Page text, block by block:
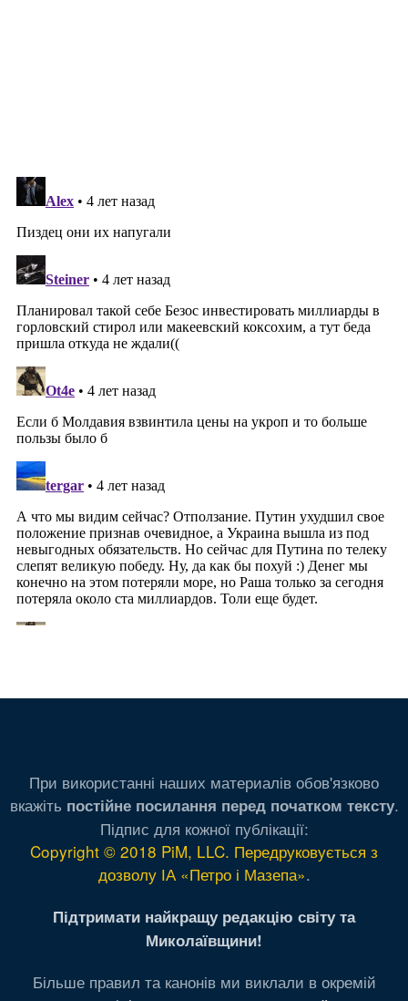
При використанні наших материалів обов'язково
вкажіть постійне посилання перед початком тексту.
Підпис для кожної публікації:
Copyright © 2018 PiM, LLC. Передруковується з
дозволу ІА «Петро і Мазепа».
Підтримати найкращу редакцію світу та
Миколаївщини!
Більше правил та канонів ми виклали в окремій